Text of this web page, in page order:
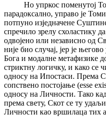
Но упркос поменутој
парадоксално, управо је
потпуно изједначене
спречило зрелу схоластику
одвојено или независно од
није био случај, јер је
Бога и модалне метафизике
стриктну логичку, и како се
односу на Ипостаси. Према
сопствено постојање (esse
односу на Личности. Тако
према свету, Скот се ту
Личности као вршилаца тих